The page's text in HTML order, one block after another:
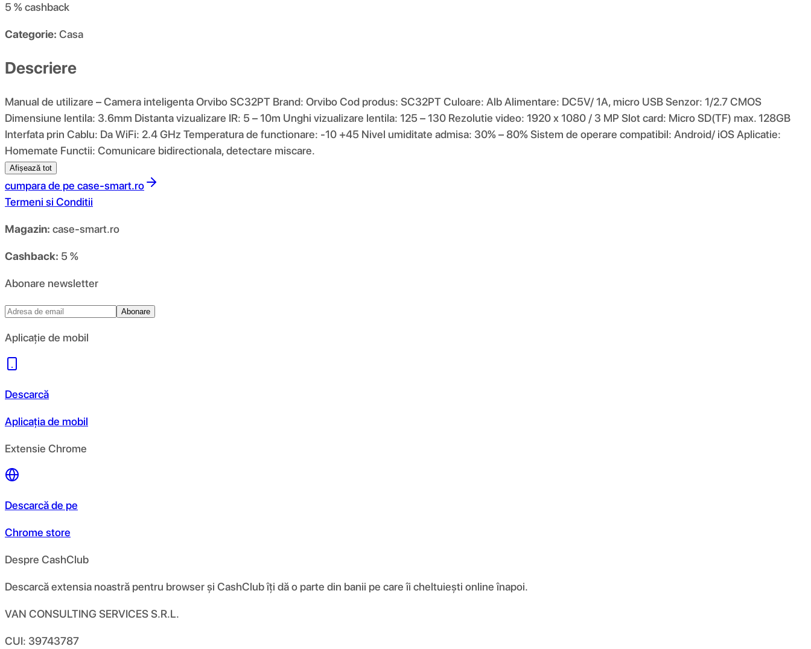
5 %cashback
Categorie: Casa
Descriere
Manual de utilizare – Camera inteligenta Orvibo SC32PT Brand: Orvibo Cod produs: SC32PT Culoare: Alb Alimentare: DC5V/ 1A, micro USB Senzor: 1/2.7 CMOS
Dimensiune lentila: 3.6mm Distanta vizualizare IR: 5 – 10m Unghi vizualizare lentila: 125 – 130 Rezolutie video: 1920 x 1080 / 3 MP Slot card: Micro SD(TF) max. 128GB
Interfata prin Cablu: Da WiFi: 2.4 GHz Temperatura de functionare: -10 +45 Nivel umiditate admisa: 30% – 80% Sistem de operare compatibil: Android/ iOS Aplicatie:
Homemate Functii: Comunicare bidirectionala, detectare miscare.
Afișează tot
cumpara de pe case-smart.ro
Termeni si Conditii
Magazin: case-smart.ro
Cashback: 5 %
Abonare newsletter
Abonare
Aplicație de mobil
Descarcă
Aplicația de mobil
Extensie Chrome
Descarcă de pe
Chrome store
Despre CashClub
Descarcă extensia noastră pentru browser și CashClub îți dă o parte din banii pe care îi cheltuiești online înapoi.
VAN CONSULTING SERVICES S.R.L.
CUI: 39743787